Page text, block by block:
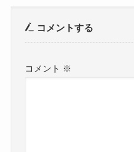
コメントする
コメント ※